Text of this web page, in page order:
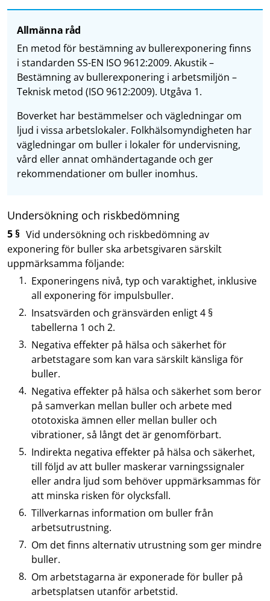
Allmänna råd
En metod för bestämning av bullerexponering finns
i standarden SS-EN ISO 9612:2009. Akustik –
Bestämning av bullerexponering i arbetsmiljön –
Teknisk metod (ISO 9612:2009). Utgåva 1.
Boverket har bestämmelser och vägledningar om
ljud i vissa arbetslokaler. Folkhälsomyndigheten har
vägledningar om buller i lokaler för undervisning,
vård eller annat omhändertagande och ger
rekommendationer om buller inomhus.
Undersökning och riskbedömning
5 § Vid undersökning och riskbedömning av
exponering för buller ska arbetsgivaren särskilt
uppmärksamma följande:
Exponeringens nivå, typ och varaktighet, inklusive
all exponering för impulsbuller.
Insatsvärden och gränsvärden enligt 4 §
tabellerna 1 och 2.
Negativa effekter på hälsa och säkerhet för
arbetstagare som kan vara särskilt känsliga för
buller.
Negativa effekter på hälsa och säkerhet som beror
på samverkan mellan buller och arbete med
ototoxiska ämnen eller mellan buller och
vibrationer, så långt det är genomförbart.
Indirekta negativa effekter på hälsa och säkerhet,
till följd av att buller maskerar varningssignaler
eller andra ljud som behöver uppmärksammas för
att minska risken för olycksfall.
Tillverkarnas information om buller från
arbetsutrustning.
Om det finns alternativ utrustning som ger mindre
buller.
Om arbetstagarna är exponerade för buller på
arbetsplatsen utanför arbetstid.